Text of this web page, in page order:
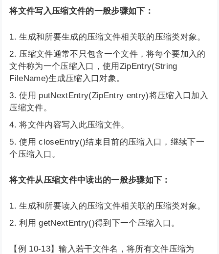
将文件写入压缩文件的一般步骤如下：
生成和所要生成的压缩文件相关联的压缩类对象。
压缩文件通常不只包含一个文件，将每个要加入的
文件称为一个压缩入口，使用ZipEntry(String
FileName)生成压缩入口对象。
使用 putNextEntry(ZipEntry entry)将压缩入口加入
压缩文件。
将文件内容写入此压缩文件。
使用 closeEntry()结束目前的压缩入口，继续下一
个压缩入口。
将文件从压缩文件中读出的一般步骤如下：
生成和所要读入的压缩文件相关联的压缩类对象。
利用 getNextEntry()得到下一个压缩入口。
【例 10-13】输入若干文件名，将所有文件压缩为